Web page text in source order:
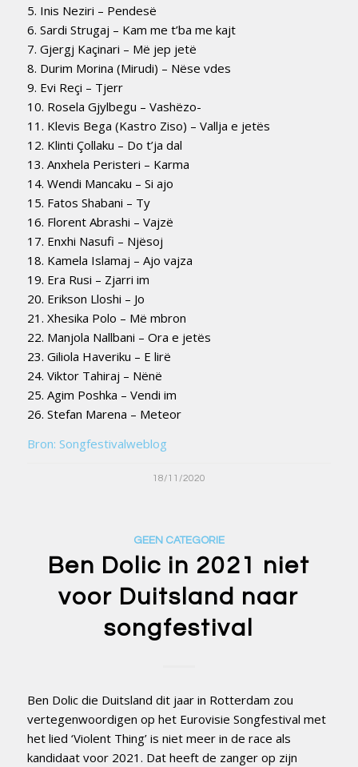
5. Inis Neziri – Pendesë
6. Sardi Strugaj – Kam me t’ba me kajt
7. Gjergj Kaçinari – Më jep jetë
8. Durim Morina (Mirudi) – Nëse vdes
9. Evi Reçi – Tjerr
10. Rosela Gjylbegu – Vashëzo-
11. Klevis Bega (Kastro Ziso) – Vallja e jetës
12. Klinti Çollaku – Do t’ja dal
13. Anxhela Peristeri – Karma
14. Wendi Mancaku – Si ajo
15. Fatos Shabani – Ty
16. Florent Abrashi – Vajzë
17. Enxhi Nasufi – Njësoj
18. Kamela Islamaj – Ajo vajza
19. Era Rusi – Zjarri im
20. Erikson Lloshi – Jo
21. Xhesika Polo – Më mbron
22. Manjola Nallbani – Ora e jetës
23. Giliola Haveriku – E lirë
24. Viktor Tahiraj – Nënë
25. Agim Poshka – Vendi im
26. Stefan Marena – Meteor
Bron: Songfestivalweblog
18/11/2020
GEEN CATEGORIE
Ben Dolic in 2021 niet
voor Duitsland naar
songfestival
Ben Dolic die Duitsland dit jaar in Rotterdam zou
vertegenwoordigen op het Eurovisie Songfestival met
het lied ‘Violent Thing’ is niet meer in de race als
kandidaat voor 2021. Dat heeft de zanger op zijn